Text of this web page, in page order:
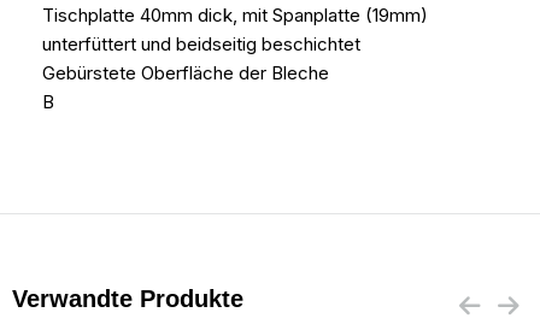
Tischplatte 40mm dick, mit Spanplatte (19mm)
unterfüttert und beidseitig beschichtet
Gebürstete Oberfläche der Bleche
B
Verwandte Produkte